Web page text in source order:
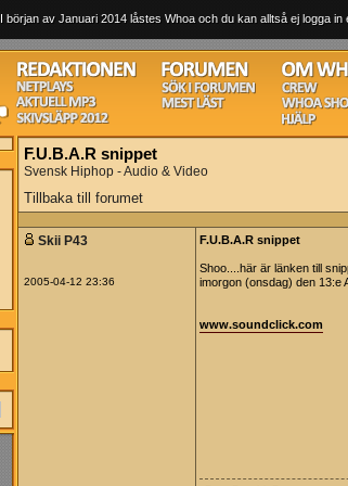
I början av Januari 2014 låstes Whoa och du kan alltså ej logga
F.U.B.A.R snippet
Svensk Hiphop - Audio & Video
Tillbaka till forumet
Skii P43
2005-04-12 23:36
F.U.B.A.R snippet
Shoo....här är länken till
imorgon (onsdag) den 13:e
www.soundclick.com